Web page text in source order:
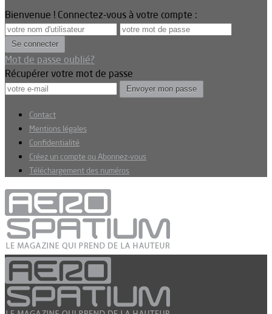
Bienvenue ! Connectez-vous à votre compte :
Mot de passe oublié?
Récupérer votre mot de passe
Contact
Mentions légales
Confidentialité
Créez un compte ou Abonnez-vous
Téléchargement des numéros